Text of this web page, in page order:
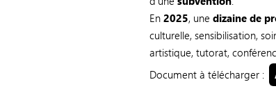
En2025, unedizaine de
culturelle, sensibilisation,
artistique, tutorat,
Document à télécharger :